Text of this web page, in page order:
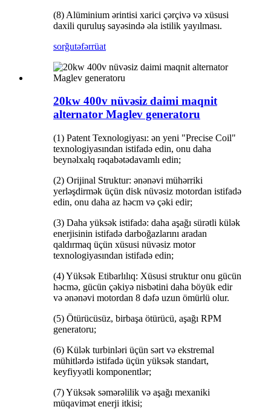
(8) Alüminium ərintisi xarici çərçivə və xüsusi
daxili quruluş sayəsində əla istilik yayılması.
sorğutəfərrüat
20kw 400v nüvəsiz daimi maqnit
alternator Maglev generatoru
(1) Patent Texnologiyası: ən yeni "Precise Coil"
texnologiyasından istifadə edin, onu daha
beynəlxalq rəqabətədavamlı edin;
(2) Orijinal Struktur: ənənəvi mühərriki
yerləşdirmək üçün disk nüvəsiz motordan istifadə
edin, onu daha az həcm və çəki edir;
(3) Daha yüksək istifadə: daha aşağı sürətli külək
enerjisinin istifadə darboğazlarını aradan
qaldırmaq üçün xüsusi nüvəsiz motor
texnologiyasından istifadə edin;
(4) Yüksək Etibarlılıq: Xüsusi struktur onu gücün
həcmə, gücün çəkiyə nisbətini daha böyük edir
və ənənəvi motordan 8 dəfə uzun ömürlü olur.
(5) Ötürücüsüz, birbaşa ötürücü, aşağı RPM
generatoru;
(6) Külək turbinləri üçün sərt və ekstremal
mühitlərdə istifadə üçün yüksək standart,
keyfiyyətli komponentlər;
(7) Yüksək səmərəlilik və aşağı mexaniki
müqavimət enerji itkisi;